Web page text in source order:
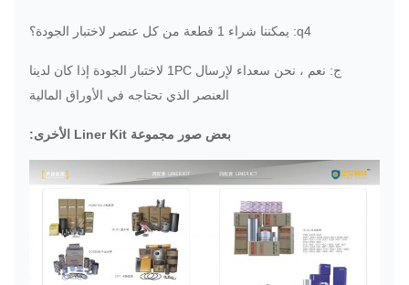
q4: يمكننا شراء 1 قطعة من كل عنصر لاختبار الجودة؟
ج: نعم ، نحن سعداء لإرسال 1PC لاختبار الجودة إذا كان لدينا
العنصر الذي تحتاجه في الأوراق المالية
بعض صور مجموعة Liner Kit الأخرى: